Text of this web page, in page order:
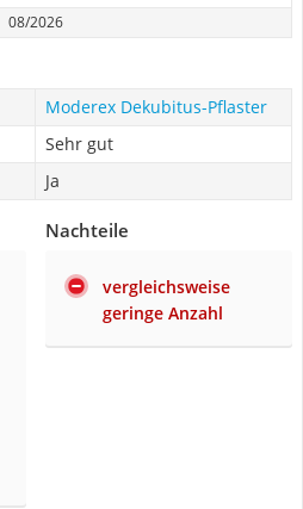
08/2026
Moderex Dekubitus-Pflaster
Sehr gut
Ja
Nachteile
vergleichsweise
geringe Anzahl